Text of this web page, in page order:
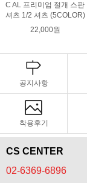
C AL 프리미엄 절개 스판
셔츠 1/2 셔츠 (5COLOR)
22,000원
공지사항
착용후기
CS CENTER
02-6369-6896